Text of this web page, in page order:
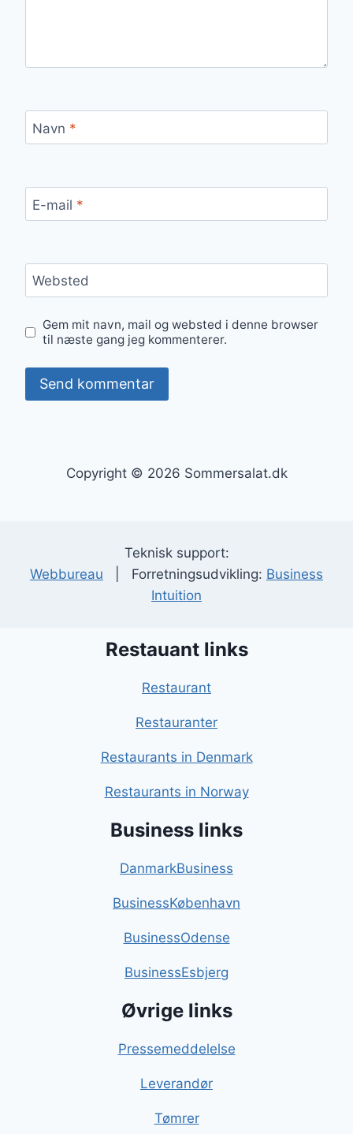
Navn *
E-mail *
Websted
Gem mit navn, mail og websted i denne browser
til næste gang jeg kommenterer.
Copyright © 2026 Sommersalat.dk
Teknisk support:
Webbureau | Forretningsudvikling: Business
Intuition
Restauant links
Restaurant
Restauranter
Restaurants in Denmark
Restaurants in Norway
Business links
DanmarkBusiness
BusinessKøbenhavn
BusinessOdense
BusinessEsbjerg
Øvrige links
Pressemeddelelse
Leverandør
Tømrer